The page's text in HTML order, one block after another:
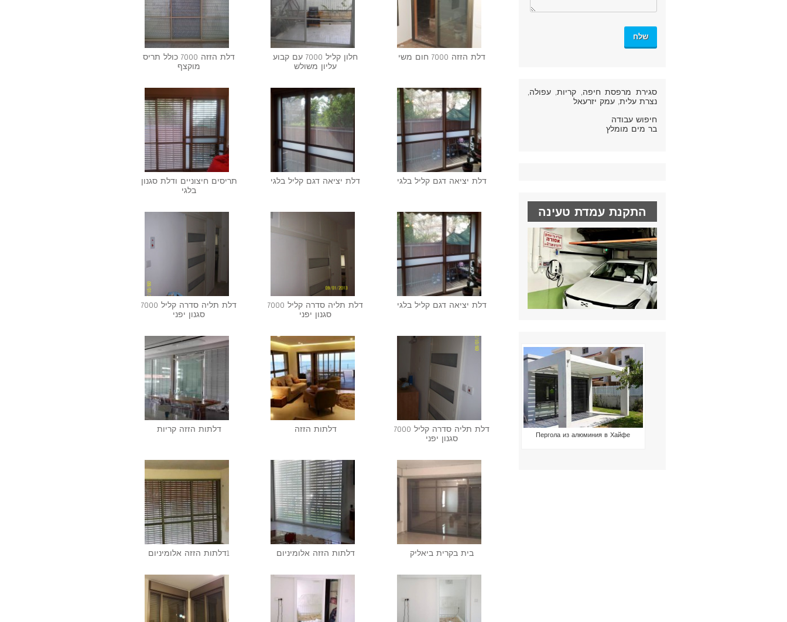
דלת הזזה 7000 חום משי
חלון קליל 7000 עם קבוע
עליון משולש
דלת הזזה 7000 כולל תריס
מוקצף
דלת יציאה דגם קליל בלגי דלת יציאה דגם קליל בלגי
תריסים חיצוניים ודלת סגנון
בלגי
דלת יציאה דגם קליל בלגי
דלת תליה סדרה קליל 7000
סגנון יפני
דלת תליה סדרה קליל 7000
סגנון יפני
דלת תליה סדרה קליל 7000
סגנון יפני
דלתות הזזה דלתות הזזה קריות
בית בקרית ביאליק דלתות הזזה אלומיניום 1דלתות הזזה אלומיניום
סגירת מרפסת חיפה, קריות, עפולה,
נצרת עלית, עמק יזרעאל
חיפוש עבודה
בר מים מומלץ
התקנת עמדת טעינה
Пергола из алюминия в Хайфе